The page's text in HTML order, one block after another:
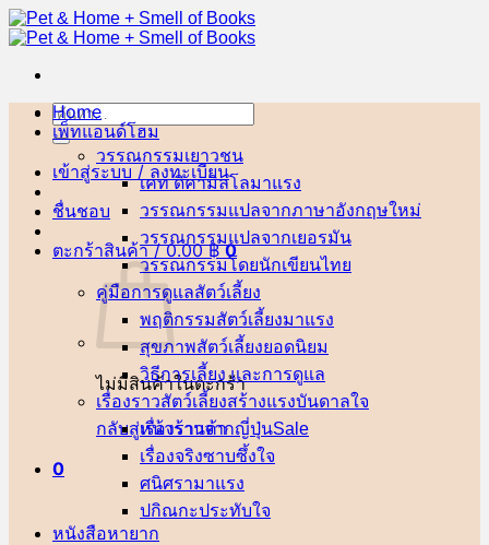
ข้าม
ไป
เนื้อหา
ค้นหา:
เข้าสู่ระบบ / ลงทะเบียน
ชื่นชอบ
ตะกร้าสินค้า /0.00฿ 0
ไม่มีสินค้าในตะกร้า
กลับสู่หน้าร้านค้า
0
Home
เพ็ทแอนด์โฮม
วรรณกรรมเยาวชน
เคท ดิคามิลโล
วรรณกรรมแปลจากภาษาอังกฤษ
วรรณกรรมแปลจากเยอรมัน
วรรณกรรมโดยนักเขียนไทย
คู่มือการดูแลสัตว์เลี้ยง
พฤติกรรมสัตว์เลี้ยง
สุขภาพสัตว์เลี้ยง
วิธีการเลี้ยง และการดูแล
เรื่องราวสัตว์เลี้ยงสร้างแรงบันดาลใจ
เรื่องราวจากญี่ปุ่น
เรื่องจริงซาบซึ้งใจ
ศนิศรา
ปกิณกะประทับใจ
หนังสือหายาก